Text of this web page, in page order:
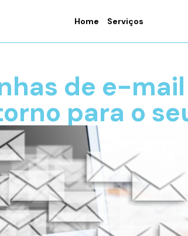
Home Serviços
de e-
para o